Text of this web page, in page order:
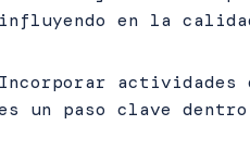
en la
actividades
un paso clave